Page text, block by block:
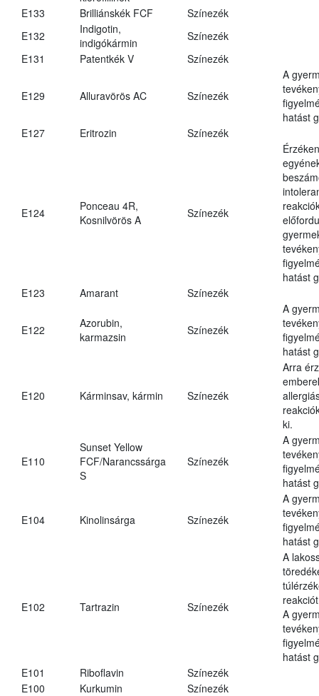
E133
Brilliánskék FCF
Színezék
E132
Indigotin,
indigókármin
Színezék
E131
Patentkék V Színezék
E129 Alluravörös AC Színezék
A
hatást
E127
Eritrozin Színezék
E124
Ponceau 4R,
Kosnilvörös A
Színezék
hatást
E123
Amarant Színezék
E122
Azorubin,
karmazsin
Színezék
A
hatást
E120 Kárminsav, kármin Színezék
Arra
ki.
E110
Sunset Yellow
FCF/Narancssárga
S
Színezék
A
hatást
E104 Kinolinsárga Színezék
A
hatást
E102 Tartrazin Színezék
A
A
hatást
E101
Riboflavin
Színezék
E100
Kurkumin Színezék